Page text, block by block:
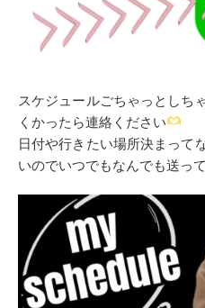
スケジュールごちゃっとしち
くかったら連絡ください
日付や行きたい場所決まって
いのでいつでもなんでも送っ